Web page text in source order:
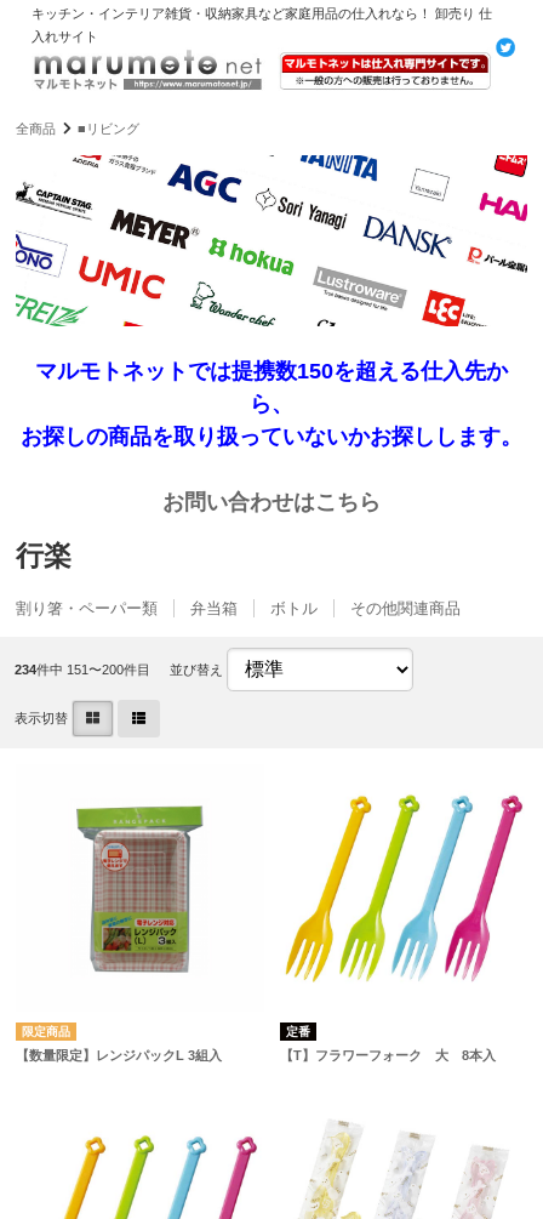
キッチン・インテリア雑貨・収納家具など家庭用品の仕入れなら！ 卸売り 仕
入れサイト
全商品 ■リビング
マルモトネットでは提携数150を超える仕入先か
ら、
お探しの商品を取り扱っていないかお探しします。
お問い合わせはこちら
行楽
割り箸・ペーパー類 弁当箱 ボトル その他関連商品
234件中 151〜200件目 並び替え
表示切替
【数量限定】レンジパックL 3組入
定番
【T】フラワーフォーク 大 8本入